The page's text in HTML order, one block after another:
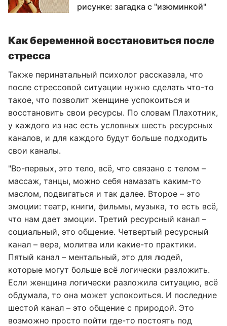
рисунке: загадка с "изюминкой"
Как беременной восстановиться после
стресса
Также перинатальный психолог рассказала, что
после стрессовой ситуации нужно сделать что-то
такое, что позволит женщине успокоиться и
восстановить свои ресурсы. По словам Плахотник,
у каждого из нас есть условных шесть ресурсных
каналов, и для каждого будут больше подходить
свои каналы.
"Во-первых, это тело, всё, что связано с телом –
массаж, танцы, можно себя намазать каким-то
маслом, подвигаться и так далее. Второе – это
эмоции: театр, книги, фильмы, музыка, то есть всё,
что нам дает эмоции. Третий ресурсный канал –
социальный, это общение. Четвертый ресурсный
канал – вера, молитва или какие-то практики.
Пятый канал – ментальный, это для людей,
которые могут больше всё логически разложить.
Если женщина логически разложила ситуацию, всё
обдумала, то она может успокоиться. И последние
шестой канал – это общение с природой. Это
возможно просто пойти где-то постоять под